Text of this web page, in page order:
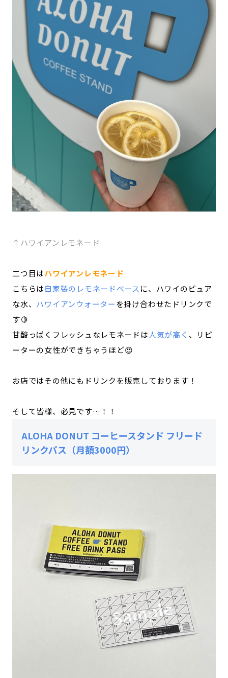
↑ハワイアンレモネード
二つ目はハワイアンレモネード
こちらは自家製のレモネードベースに、ハワイのピュア
な水、 ハワイアンウォーターを掛け合わせたドリンクで
す🍋
甘酸っぱくフレッシュなレモネードは人気が高く 、リピ
ーターの女性ができちゃうほど😍
お店ではその他にもドリンクを販売しております！
そして皆様、必見です…！！
ALOHA DONUT コーヒースタンド フリード
リンクパス（月額3000円）